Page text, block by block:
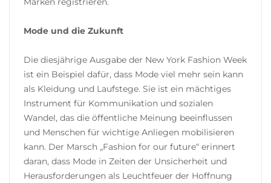
Mode und die Zukunft
Die diesjährige Ausgabe der New York Fashion Week
ist ein Beispiel dafür, dass Mode viel mehr sein kann
als Kleidung und Laufstege. Sie ist ein mächtiges
Instrument für Kommunikation und sozialen
Wandel, das die öffentliche Meinung beeinflussen
und Menschen für wichtige Anliegen mobilisieren
kann. Der Marsch „Fashion for our future“ erinnert
daran, dass Mode in Zeiten der Unsicherheit und
Herausforderungen als Leuchtfeuer der Hoffnung